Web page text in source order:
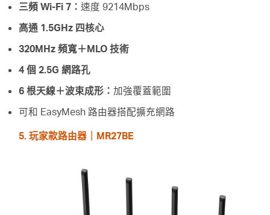
三頻 Wi-Fi 7：速度 9214Mbps
高通 1.5GHz 四核心
320MHz 頻寬＋MLO 技術
4 個 2.5G 網路孔
6 根天線＋波束成形：加強覆蓋範圍
可和 EasyMesh 路由器搭配擴充網路
5. 玩家款路由器｜MR27BE